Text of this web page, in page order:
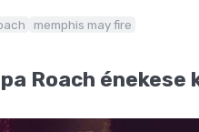
memphis may fire
Roach